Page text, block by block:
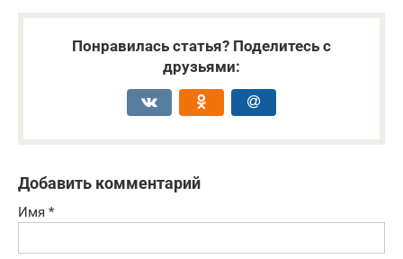
Понравилась статья? Поделитесь с
друзьями:
Добавить комментарий
Имя *